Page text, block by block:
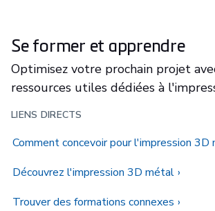
Se former et apprendre
Optimisez votre prochain projet
ressources utiles dédiées à
LIENS DIRECTS
Comment concevoir pour l'impression 3D
Découvrez l'impression 3D métal
Trouver des formations connexes